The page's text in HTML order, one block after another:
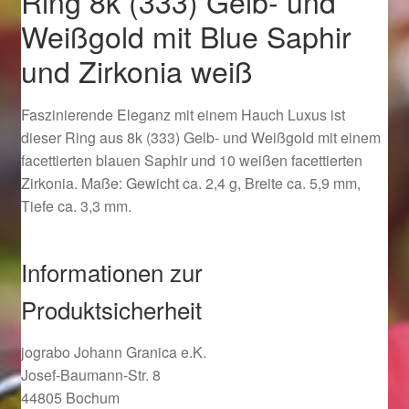
Ostergeschenke finden für Ostern 2019
Ostergeschenke finden für Ostern 2020
Ostergeschenke finden für Ostern 2021
Ostergeschenke finden für Ostern 2022
Partner
Shop
Startseite
Startseite
Weißgold mit Blue Saphir
und Zirkonia weiß
Faszinierende Eleganz mit einem Hauch Luxus ist
dieser Ring aus 8k (333) Gelb- und Weißgold mit einem
facettierten blauen Saphir und 10 weißen facettierten
Zirkonia. Maße: Gewicht ca. 2,4 g, Breite ca. 5,9 mm,
Tiefe ca. 3,3 mm.
Informationen zur
Produktsicherheit
jograbo Johann Granica e.K.
Josef-Baumann-Str. 8
44805 Bochum